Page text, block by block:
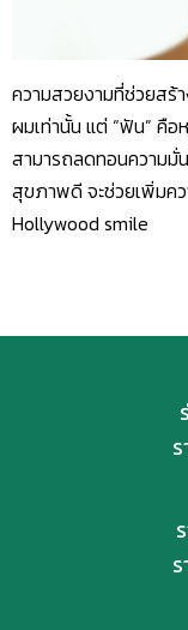
ความสวยงามที่ช่วยสร้
ผมเท่านั้น แต่ “ฟัน” คื
สามารถลดทอนความมั่
สุขภาพดี จะช่วยเพิ่มคว
Hollywood smile